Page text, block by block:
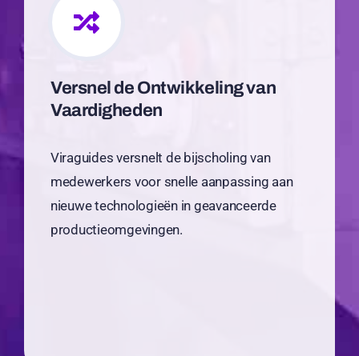
Versnel de Ontwikkeling van
Vaardigheden
Viraguides versnelt de bijscholing van
medewerkers voor snelle aanpassing aan
nieuwe technologieën in geavanceerde
productieomgevingen.